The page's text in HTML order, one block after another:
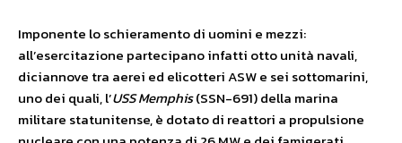
Imponente lo schieramento di uomini e mezzi:
all’esercitazione partecipano infatti otto unità navali,
diciannove tra aerei ed elicotteri ASW e sei sottomarini,
uno dei quali, l’USS Memphis(SSN-691) della marina
militare statunitense, è dotato di reattori a propulsione